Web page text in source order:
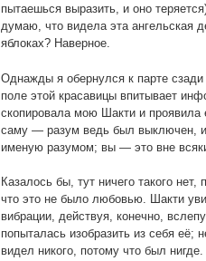
пытаешься выразить, и оно
думаю, что видела эта ангельская
яблоках? Наверное.
Однажды я обернулся к парте
поле этой красавицы впитывает
скопировала мою Шакти и проявила
саму — разум ведь был выключен,
именую разумом; вы — это вне
Казалось бы, тут ничего такого
что это не было любовью. Шакти
вибрации, действуя, конечно,
попыталась изобразить из себя её;
видел никого, потому что был нигде.